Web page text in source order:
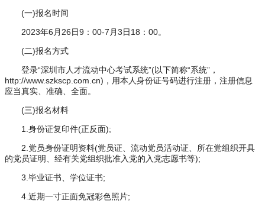
(一)报名时间
2023年6月26日9：00-7月3日18：00。
(二)报名方式
登录“深圳市人才流动中心考试系统”(以下简称“系统”，
http://www.szkscp.com.cn)，用本人身份证号码进行注册，注册信息
应当真实、准确、全面。
(三)报名材料
1.身份证复印件(正反面);
2.党员身份证明资料(党员证、流动党员活动证、所在党组织开具
的党员证明、经有关党组织批准入党的入党志愿书等);
3.毕业证书、学位证书;
4.近期一寸正面免冠彩色照片;